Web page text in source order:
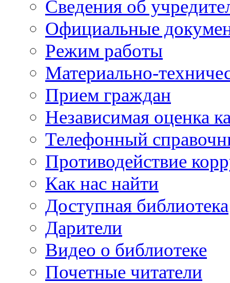
Сведения об
Официальные
Режим работы
Материально-
Прием граждан
Независимая оценка
Телефонный
Противодействие
Как нас найти
Доступная библиотека
Дарители
Видео о библиотеке
Почетные читатели